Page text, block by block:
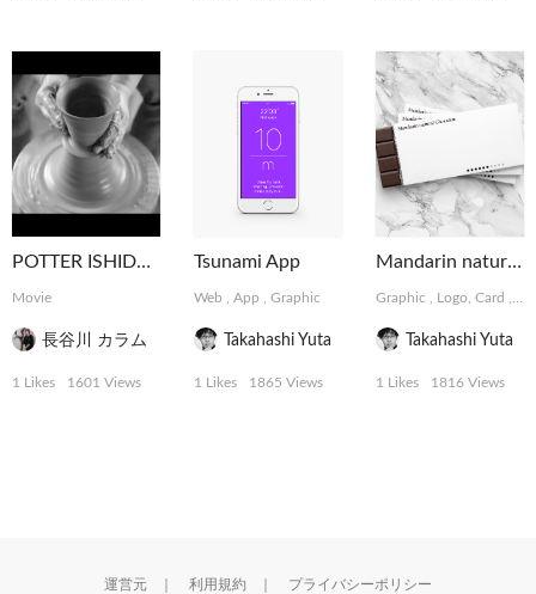
POTTER ISHIDA ICHIHEI
Movie
長谷川 カラム
1 Likes 1601 Views
Tsunami App
Web ,App ,Graphic
Takahashi Yuta
1 Likes 1865 Views
Mandarin natural Chocolate
Graphic Logo, Card
Takahashi Yuta
1 Likes 1816 Views
運営元 利用規約 プライバシーポリシー